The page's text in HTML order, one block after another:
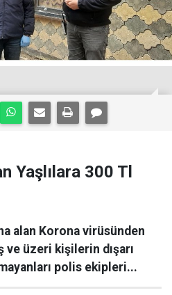
Yaşlılara 300 Tl
alan Korona virüsünden
ve üzeri kişilerin dışarı
polis ekipleri...